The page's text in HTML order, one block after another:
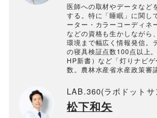
医師への取材やデータなど
する。特に「睡眠」に関し
ーター・カラーコーディネ
などの資格も生かしながら
環境まで幅広く情報発信。
の寝具検証点数100点以上
HP新書）など「灯りナビ
数。農林水産省水産政策審
LAB.360(ラボドット
松下和矢